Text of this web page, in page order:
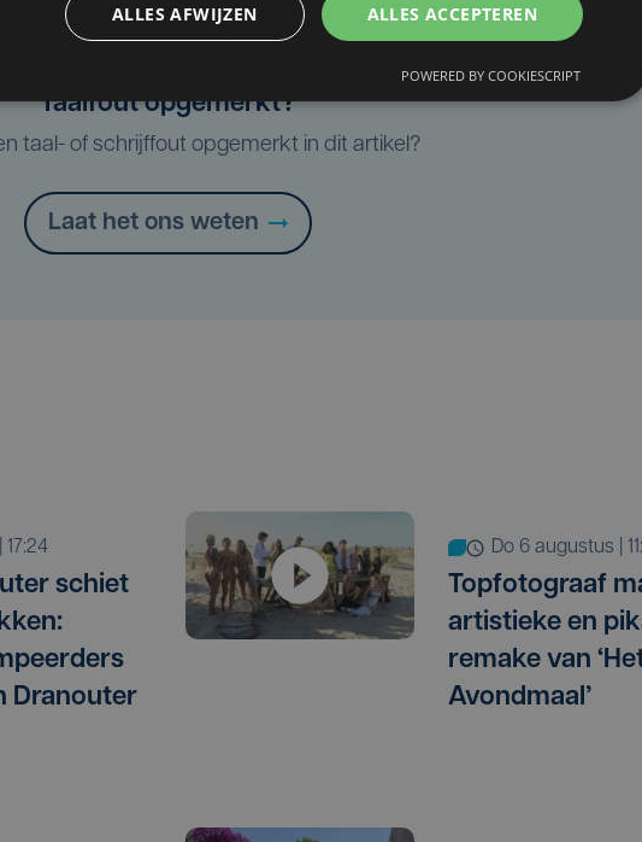
Taalfout opgemerkt?
taal- of schrijffout opgemerkt in dit artikel?
Laat het ons weten
17:24
schiet
Dranouter
do 6 augustus |
Topfotograaf
artistieke en
remake van
Avondmaal’
ALLES ACCEPTEREN
ALLES AFWIJZEN
POWERED BY COOKIESCRIPT